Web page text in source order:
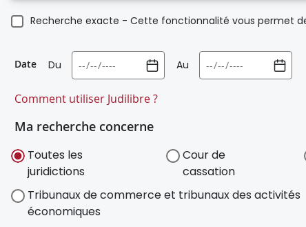
Recherche exacte - Cette fonctionnalité vous permet
Date Du Au
Comment utiliser Judilibre ?
Ma recherche concerne
Toutes les
juridictions
Cour de
cassation
Tribunaux de commerce et tribunaux des activités
économiques